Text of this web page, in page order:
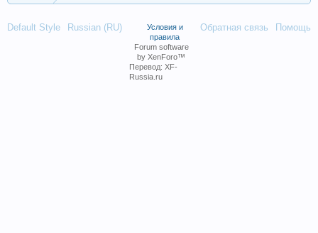
Default Style Russian (RU) Обратная связь Помощь
Условия и
правила
Forum software
by XenForo™
Перевод: XF-
Russia.ru